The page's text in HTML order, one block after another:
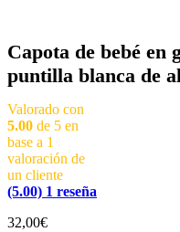
Capota de bebé en
puntilla blanca de
Valorado con
5.00 de 5 en
base a 1
valoración de
un cliente
(5.00) 1 reseña
32,00€